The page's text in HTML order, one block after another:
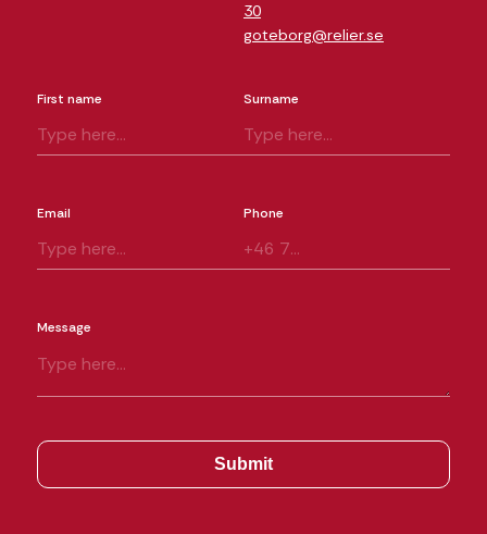
30
goteborg@relier.se
First name Surname
Email Phone
Message